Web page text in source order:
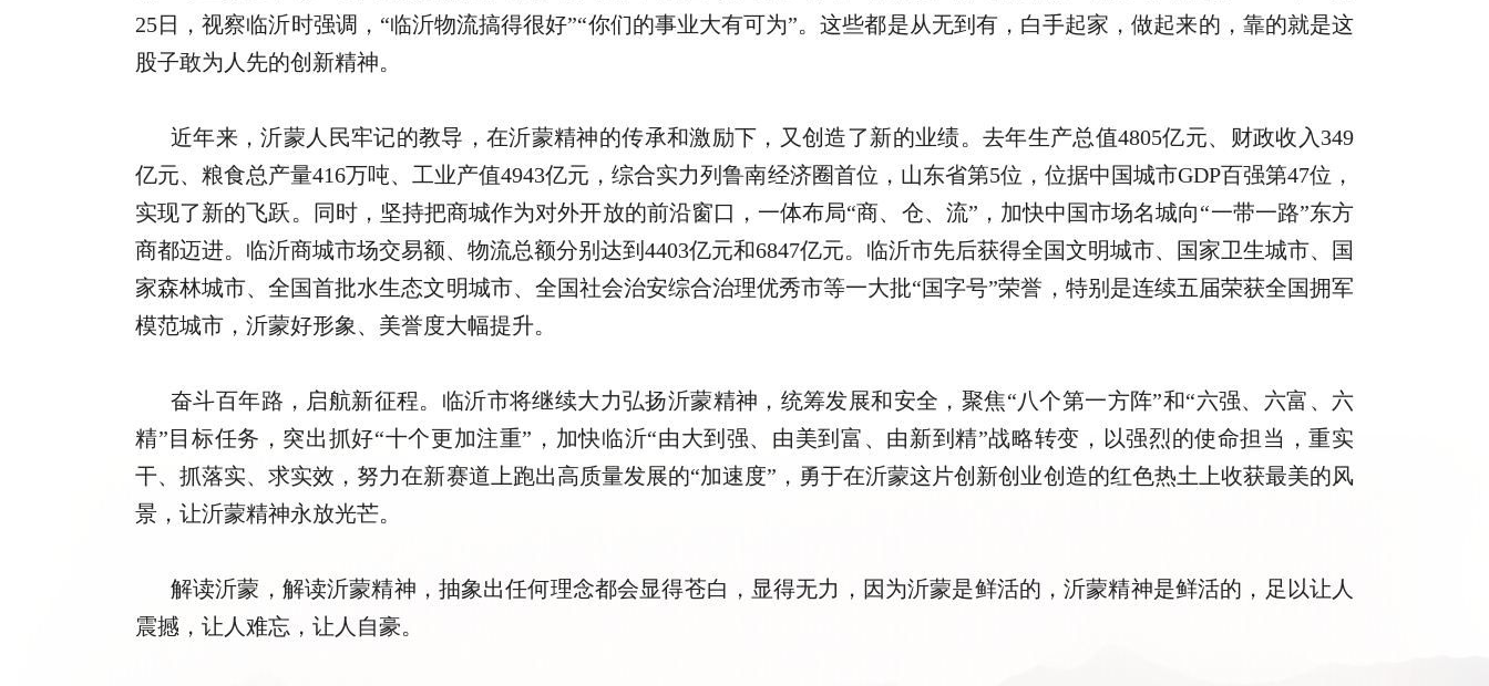
25日，视察临沂时强调，“临沂物流搞得很好”“你们的事业大有可为”。这些都是从无到有，白手起家，做起来的，靠的就是这
股子敢为人先的创新精神。
近年来，沂蒙人民牢记的教导，在沂蒙精神的传承和激励下，又创造了新的业绩。去年生产总值4805亿元、财政收入349
亿元、粮食总产量416万吨、工业产值4943亿元，综合实力列鲁南经济圈首位，山东省第5位，位据中国城市GDP百强第47位，
实现了新的飞跃。同时，坚持把商城作为对外开放的前沿窗口，一体布局“商、仓、流”，加快中国市场名城向“一带一路”东方
商都迈进。临沂商城市场交易额、物流总额分别达到4403亿元和6847亿元。临沂市先后获得全国文明城市、国家卫生城市、国
家森林城市、全国首批水生态文明城市、全国社会治安综合治理优秀市等一大批“国字号”荣誉，特别是连续五届荣获全国拥军
模范城市，沂蒙好形象、美誉度大幅提升。
奋斗百年路，启航新征程。临沂市将继续大力弘扬沂蒙精神，统筹发展和安全，聚焦“八个第一方阵”和“六强、六富、六
精”目标任务，突出抓好“十个更加注重”，加快临沂“由大到强、由美到富、由新到精”战略转变，以强烈的使命担当，重实
干、抓落实、求实效，努力在新赛道上跑出高质量发展的“加速度”，勇于在沂蒙这片创新创业创造的红色热土上收获最美的风
景，让沂蒙精神永放光芒。
解读沂蒙，解读沂蒙精神，抽象出任何理念都会显得苍白，显得无力，因为沂蒙是鲜活的，沂蒙精神是鲜活的，足以让人
震撼，让人难忘，让人自豪。